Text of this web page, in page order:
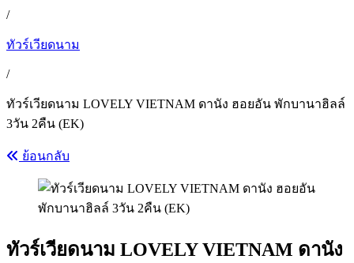
/
ทัวร์เวียดนาม
/
ทัวร์เวียดนาม LOVELY VIETNAM ดานัง ฮอยอัน พักบานาฮิลล์
3วัน 2คืน (EK)
ย้อนกลับ
ทัวร์เวียดนาม LOVELY VIETNAM ดานัง